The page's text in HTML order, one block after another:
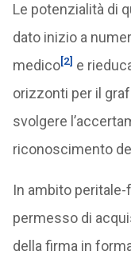
Le potenzialità di
dato inizio a
medico[2] e
orizzonti per il
svolgere
riconoscimento
In ambito
permesso di
della firma in